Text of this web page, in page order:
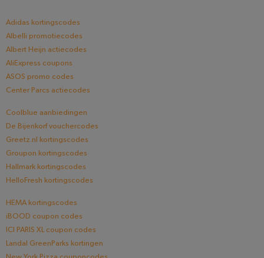
Adidas kortingscodes
Albelli promotiecodes
Albert Heijn actiecodes
AliExpress coupons
ASOS promo codes
Center Parcs actiecodes
Coolblue aanbiedingen
De Bijenkorf vouchercodes
Greetz.nl kortingscodes
Groupon kortingscodes
Hallmark kortingscodes
HelloFresh kortingscodes
HEMA kortingscodes
iBOOD coupon codes
ICI PARIS XL coupon codes
Landal GreenParks kortingen